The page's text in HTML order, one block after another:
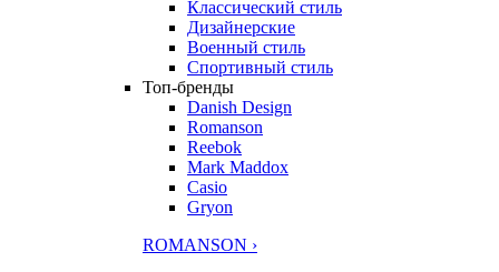
Классический стиль
Дизайнерские
Военный стиль
Спортивный стиль
Топ-бренды
Danish Design
Romanson
Reebok
Mark Maddox
Casio
Gryon
ROMANSON ›